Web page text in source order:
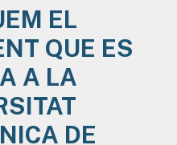
EL
QUE ES
A LA
DE